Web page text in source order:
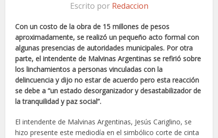
Escrito por Redaccion
Con un costo de la obra de 15 millones de pesos
aproximadamente, se realizó un pequeño acto formal con
algunas presencias de autoridades municipales. Por otra
parte, el intendente de Malvinas Argentinas se refirió sobre
los linchamientos a personas vinculadas con la
delincuencia y dijo no estar de acuerdo pero esta reacción
se debe a “un estado desorganizador y desastabilizador de
la tranquilidad y paz social”.
El intendente de Malvinas Argentinas, Jesús Cariglino, se
hizo presente este mediodía en el simbólico corte de cinta